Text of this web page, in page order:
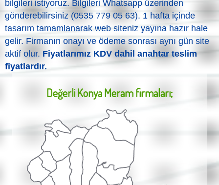
bilgileri istiyoruz. Bilgileri Whatsapp üzerinden
gönderebilirsiniz (0535 779 05 63). 1 hafta içinde
tasarım tamamlanarak web siteniz yayına hazır hale
gelir. Firmanın onayı ve ödeme sonrası aynı gün site
aktif olur.Fiyatlarımız KDV dahil anahtar teslim
fiyatlardır.
DeğerliKonya Meramfirmaları;